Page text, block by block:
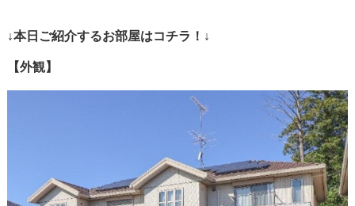
↓本日ご紹介するお部屋はコチラ！↓
【外観】